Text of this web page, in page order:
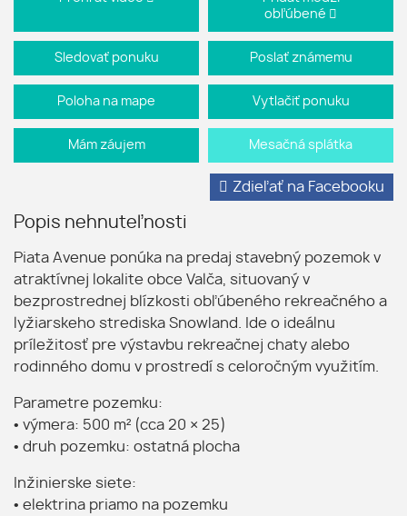
obľúbené
Sledovať ponuku Poslať známemu
Poloha na mape Vytlačiť ponuku
Mám záujem Mesačná splátka
Popis nehnuteľnosti
Zdieľať na Facebooku
Piata Avenue ponúka na predaj stavebný pozemok v
atraktívnej lokalite obce Valča, situovaný v
bezprostrednej blízkosti obľúbeného rekreačného a
lyžiarskeho strediska Snowland. Ide o ideálnu
príležitosť pre výstavbu rekreačnej chaty alebo
rodinného domu v prostredí s celoročným využitím.
Parametre pozemku:
• výmera: 500 m² (cca 20 × 25)
• druh pozemku: ostatná plocha
Inžinierske siete:
• elektrina priamo na pozemku